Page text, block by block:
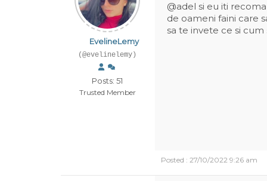
EvelineLemy
(@evelinelemy)
Posts: 51
Trusted Member
@adel si eu iti
de oameni faini care
sa te invete ce si cum
Posted : 27/10/2022 9:26 am